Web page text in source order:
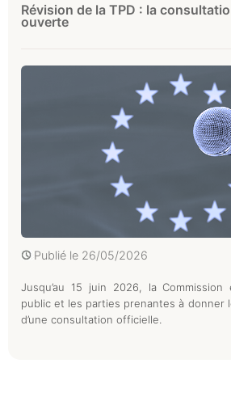
Révision de la TPD : la
ouverte
Publié le 26/05/2026
Jusqu’au 15 juin 2026, la
public et les parties prenantes à donner
d’une consultation officielle.